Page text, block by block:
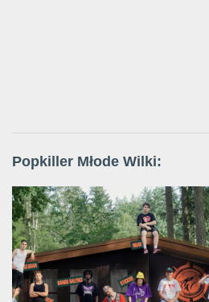
Popkiller Młode Wilki: